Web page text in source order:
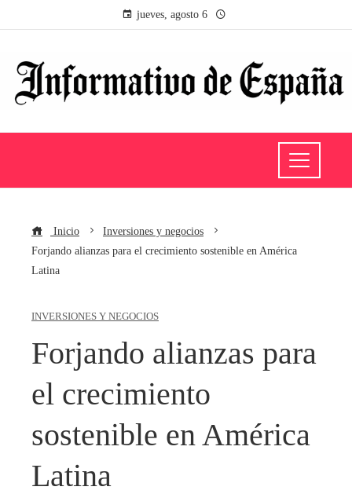
jueves, agosto 6
Inicio
Inversiones y negocios
Forjando alianzas para el crecimiento sostenible en América
Latina
INVERSIONES Y NEGOCIOS
Forjando alianzas para
el crecimiento
sostenible en América
Latina